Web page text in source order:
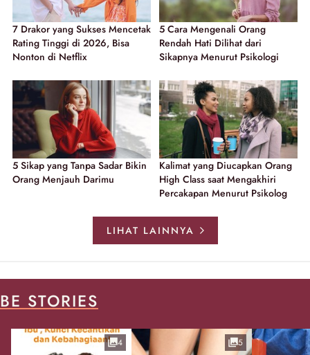
7 Drakor yang Sukses Mencetak
Rating Tinggi di 2026, Bisa
Nonton di Netflix
5 Cara Mengenali Orang
Rendah Hati Dilihat dari
Sikapnya Menurut Psikologi
5 Sikap yang Tanpa Sadar Bikin
Orang Menjauh Darimu
Kalimat yang Diucapkan Orang
High Class saat Mengakhiri
Percakapan Menurut Psikolog
LIHAT LAINNYA
BE STORIES
4 5